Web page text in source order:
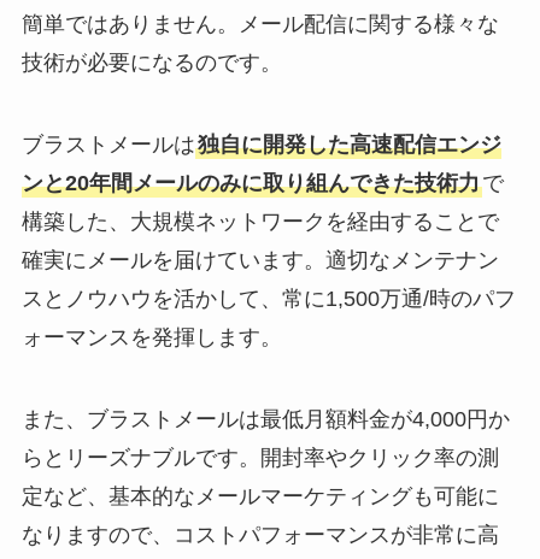
簡単ではありません。メール配信に関する様々な
技術が必要になるのです。
ブラストメールは独自に開発した高速配信エンジ
ンと20年間メールのみに取り組んできた技術力で
構築した、大規模ネットワークを経由することで
確実にメールを届けています。適切なメンテナン
スとノウハウを活かして、常に1,500万通/時のパフ
ォーマンスを発揮します。
また、ブラストメールは最低月額料金が4,000円か
らとリーズナブルです。開封率やクリック率の測
定など、基本的なメールマーケティングも可能に
なりますので、コストパフォーマンスが非常に高